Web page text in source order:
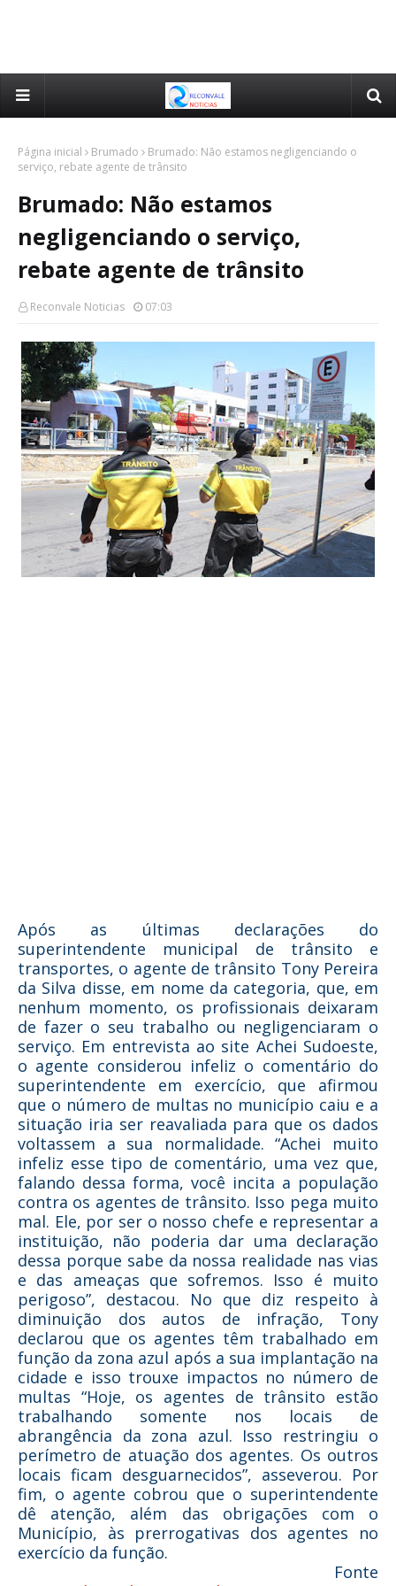
Página inicial Brumado
Brumado: Não estamos negligenciando o
serviço, rebate agente de trânsito
Brumado: Não estamos
negligenciando o serviço,
rebate agente de trânsito
Reconvale Noticias 07:03
Após as últimas declarações do
superintendente municipal de trânsito e
transportes, o agente de trânsito Tony Pereira
da Silva disse, em nome da categoria, que, em
nenhum momento, os profissionais deixaram
de fazer o seu trabalho ou negligenciaram o
serviço. Em entrevista ao site Achei Sudoeste,
o agente considerou infeliz o comentário do
superintendente em exercício, que afirmou
que o número de multas no município caiu e a
situação iria ser reavaliada para que os dados
voltassem a sua normalidade. “Achei muito
infeliz esse tipo de comentário, uma vez que,
falando dessa forma, você incita a população
contra os agentes de trânsito. Isso pega muito
mal. Ele, por ser o nosso chefe e representar a
instituição, não poderia dar uma declaração
dessa porque sabe da nossa realidade nas vias
e das ameaças que sofremos. Isso é muito
perigoso”, destacou. No que diz respeito à
diminuição dos autos de infração, Tony
declarou que os agentes têm trabalhado em
função da zona azul após a sua implantação na
cidade e isso trouxe impactos no número de
multas “Hoje, os agentes de trânsito estão
trabalhando somente nos locais de
abrangência da zona azul. Isso restringiu o
perímetro de atuação dos agentes. Os outros
locais ficam desguarnecidos”, asseverou. Por
fim, o agente cobrou que o superintendente
dê atenção, além das obrigações com o
Município, às prerrogativas dos agentes no
exercício da função.
Fonte